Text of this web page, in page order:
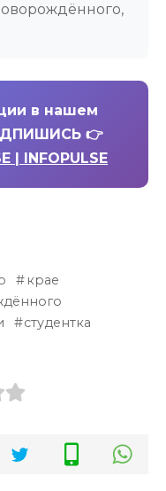
в нашем
👉
| INFOPULSE
крае
студентка